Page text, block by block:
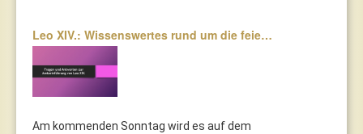
Leo XIV.: Wissenswertes rund um die feie…
Am kommenden Sonntag wird es auf dem